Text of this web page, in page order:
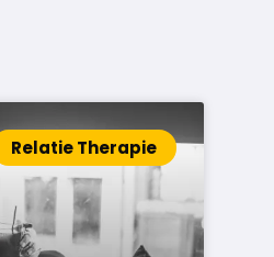
Relatie Therapie